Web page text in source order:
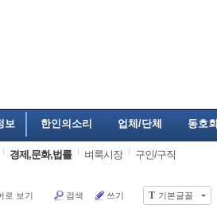
보 한인의소리 업체/단체 동호회
경제,문화,법률 벼룩시장 구인/구직
T 기본글꼴
로 보기 검색 쓰기